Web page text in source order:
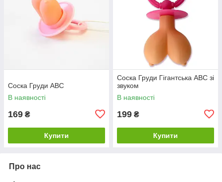
Соска Груди ABC
В наявності
169 ₴
Купити
Соска Груди Гігантська ABC зі
звуком
В наявності
199 ₴
Купити
Про нас